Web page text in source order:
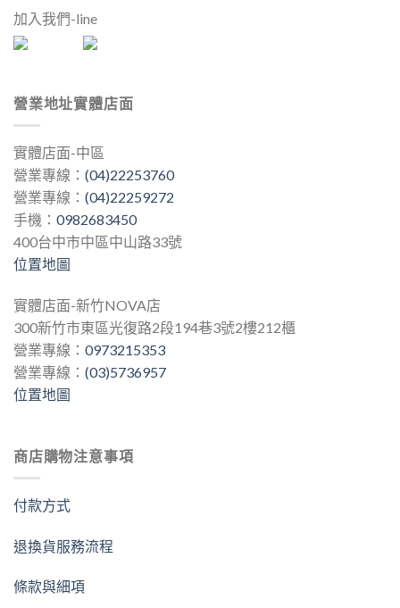
加入我們-line
營業地址實體店面
實體店面-中區
營業專線： (04)22253760
營業專線： (04)22259272
手機： 0982683450
400台中市中區中山路33號
位置地圖
實體店面-新竹NOVA店
300新竹市東區光復路2段194巷3號2樓212櫃
營業專線： 0973215353
營業專線： (03)5736957
位置地圖
商店購物注意事項
付款方式
退換貨服務流程
條款與細項